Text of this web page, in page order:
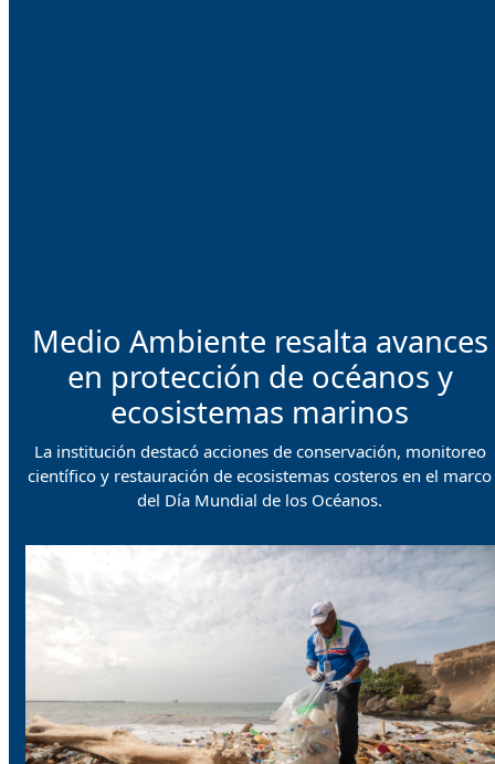
Medio Ambiente resalta avances
en protección de océanos y
ecosistemas marinos
La institución destacó acciones de conservación, monitoreo
científico y restauración de ecosistemas costeros en el marco
del Día Mundial de los Océanos.